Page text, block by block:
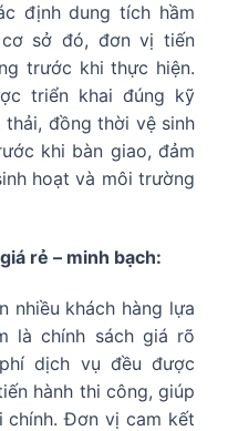
định dung tích hầm
sở đó, đơn vị tiến
trước khi thực hiện.
triển khai đúng kỹ
đồng thời vệ sinh
khi bàn giao, đảm
hoạt và môi trường
rẻ – minh bạch:
nhiều khách hàng lựa
là chính sách giá rõ
dịch vụ đều được
hành thi công, giúp
chính. Đơn vị cam kết